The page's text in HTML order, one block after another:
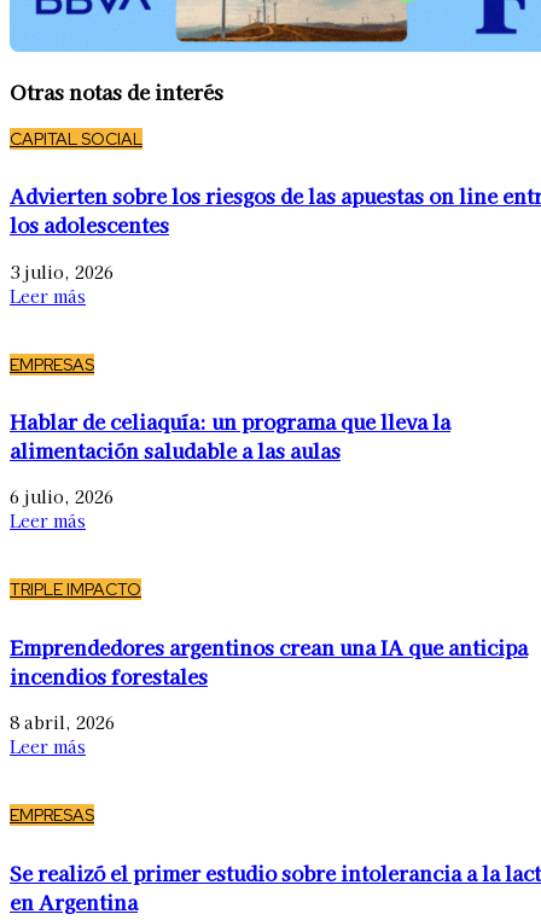
Otras notas de interés
CAPITAL SOCIAL
Advierten sobre los riesgos de las apuestas on line
los adolescentes
3 julio, 2026
Leer más
EMPRESAS
Hablar de celiaquía: un programa que lleva la
alimentación saludable a las aulas
6 julio, 2026
Leer más
TRIPLE IMPACTO
Emprendedores argentinos crean una IA que anticipa
incendios forestales
8 abril, 2026
Leer más
EMPRESAS
Se realizó el primer estudio sobre intolerancia a la
en Argentina